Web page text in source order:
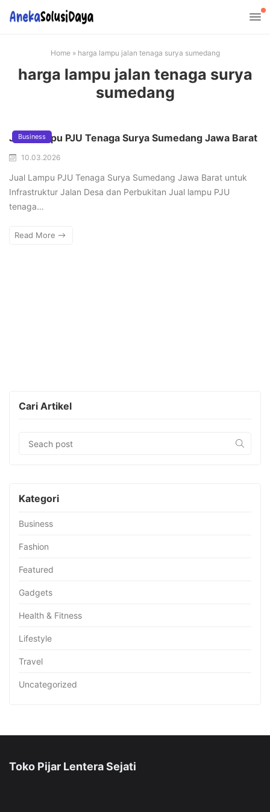
Home» harga lampu jalan tenaga surya sumedang
harga lampu jalan tenaga surya
sumedang
Business
Jual Lampu PJU Tenaga Surya Sumedang Jawa Barat
10.03.2026
Jual Lampu PJU Tenaga Surya Sumedang Jawa Barat untuk
Infrastruktur Jalan Desa dan Perbukitan Jual lampu PJU
tenaga…
Read More
Cari Artikel
Kategori
Business
Fashion
Featured
Gadgets
Health & Fitness
Lifestyle
Travel
Uncategorized
Toko Pijar Lentera Sejati